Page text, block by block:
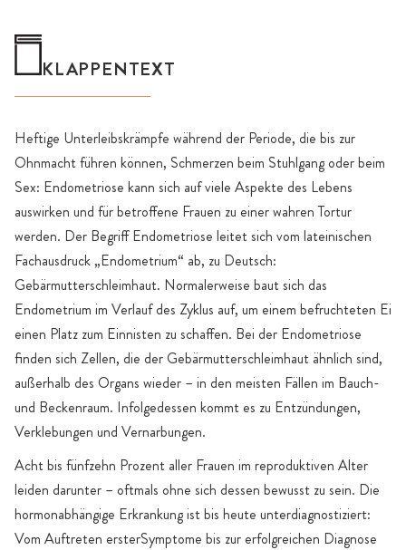
KLAPPENTEXT
Heftige Unterleibskrämpfe während der Periode, die bis zur
Ohnmacht führen können, Schmerzen beim Stuhlgang oder beim
Sex: Endometriose kann sich auf viele Aspekte des Lebens
auswirken und für betroffene Frauen zu einer wahren Tortur
werden. Der Begriff Endometriose leitet sich vom lateinischen
Fachausdruck „Endometrium“ ab, zu Deutsch:
Gebärmutterschleimhaut. Normalerweise baut sich das
Endometrium im Verlauf des Zyklus auf, um einem befruchteten Ei
einen Platz zum Einnisten zu schaffen. Bei der Endometriose
finden sich Zellen, die der Gebärmutterschleimhaut ähnlich sind,
außerhalb des Organs wieder – in den meisten Fällen im Bauch-
und Beckenraum. Infolgedessen kommt es zu Entzündungen,
Verklebungen und Vernarbungen.
Acht bis fünfzehn Prozent aller Frauen im reproduktiven Alter
leiden darunter – oftmals ohne sich dessen bewusst zu sein. Die
hormonabhängige Erkrankung ist bis heute unterdiagnostiziert:
Vom Auftreten ersterSymptome bis zur erfolgreichen Diagnose